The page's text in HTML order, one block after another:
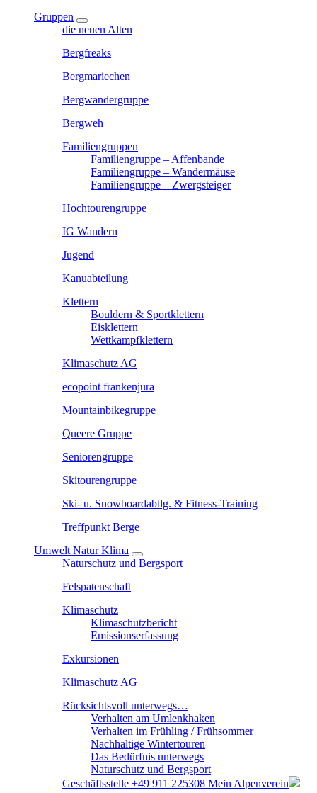
Gruppen
die neuen Alten
Bergfreaks
Bergmariechen
Bergwandergruppe
Bergweh
Familiengruppen
Familiengruppe – Affenbande
Familiengruppe – Wandermäuse
Familiengruppe – Zwergsteiger
Hochtourengruppe
IG Wandern
Jugend
Kanuabteilung
Klettern
Bouldern & Sportklettern
Eisklettern
Wettkampfklettern
Klimaschutz AG
ecopoint frankenjura
Mountainbikegruppe
Queere Gruppe
Seniorengruppe
Skitourengruppe
Ski- u. Snowboardabtlg. & Fitness-Training
Treffpunkt Berge
Umwelt Natur Klima
Naturschutz und Bergsport
Felspatenschaft
Klimaschutz
Klimaschutzbericht
Emissionserfassung
Exkursionen
Klimaschutz AG
Rücksichtsvoll unterwegs…
Verhalten am Umlenkhaken
Verhalten im Frühling / Frühsommer
Nachhaltige Wintertouren
Das Bedürfnis unterwegs
Naturschutz und Bergsport
Geschäftsstelle +49 911 225308 Mein Alpenverein